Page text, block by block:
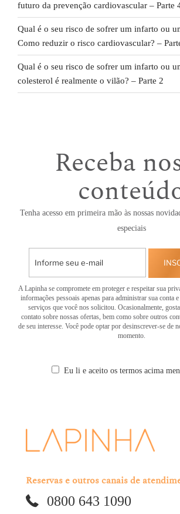
futuro da prevenção cardiovascular – Parte
Qual é o seu risco de sofrer um infarto ou
Como reduzir o risco cardiovascular? –
Qual é o seu risco de sofrer um infarto ou
colesterol é realmente o vilão? – Parte 2
Receba
Tenha acesso em primeira mão às nossas
especiais
A Lapinha se compromete em proteger e respeitar sua
informações pessoais apenas para administrar sua conta
serviços que você nos solicitou. Ocasionalmente,
contato sobre nossas ofertas, bem como sobre outros
de seu interesse. Você pode optar por desinscrever-se de
momento.
Eu li e aceito os termos acima
Reservas e outros canais de
0800 643 1090